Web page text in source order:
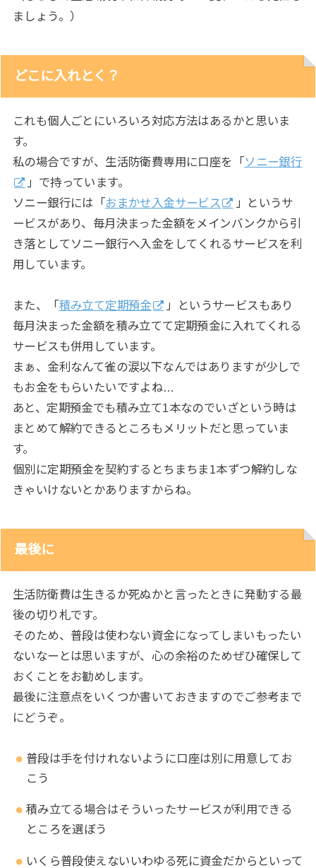
ましょう。）
どこに入れとく？
これも個人ごとにいろいろ対応方法はあるかと思いま
す。
私の場合ですが、生活防衛費専用に口座を「ソニー銀行
」で持っています。
ソニー銀行には「おまかせ入金サービス
」というサ
ービスがあり、毎月決まった金額をメインバンクから引
き落としてソニー銀行へ入金をしてくれるサービスを利
用しています。
また、「積み立て定期預金
」というサービスもあり
毎月決まった金額を積み立てて定期預金に入れてくれる
サービスも併用しています。
まぁ、金利なんて雀の涙以下なんではありますが少しで
もお金をもらいたいですよね…
あと、定期預金でも積み立て1本なのでいざという時は
まとめて解約できるところもメリットだと思っていま
す。
個別に定期預金を契約するとちまちま1本ずつ解約しな
きゃいけないとかありますからね。
最後に
生活防衛費は生きるか死ぬかと言ったときに発動する最
後の切り札です。
そのため、普段は使わない資金になってしまいもったい
ないなーとは思いますが、心の余裕のためぜひ確保して
おくことをお勧めします。
最後に注意点をいくつか書いておきますのでご参考まで
にどうぞ。
普段は手を付けれないように口座は別に用意してお
こう
積み立てる場合はそういったサービスが利用できる
ところを選ぼう
いくら普段使えないいわゆる死に資金だからといって